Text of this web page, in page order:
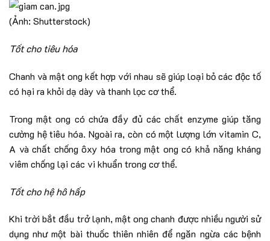
(Ảnh: Shutterstock)
Tốt cho tiêu hóa
Chanh và mật ong kết hợp với nhau sẽ giúp loại bỏ các độc tố
có hại ra khỏi dạ dày và thanh lọc cơ thể.
Trong mật ong có chứa đầy đủ các chất enzyme giúp tăng
cường hệ tiêu hóa. Ngoài ra, còn có một lượng lớn vitamin C,
A và chất chống ôxy hóa trong mật ong có khả năng kháng
viêm chống lại các vi khuẩn trong cơ thể.
Tốt cho hệ hô hấp
Khi trời bắt đầu trở lạnh, mật ong chanh được nhiều người sử
dụng như một bài thuốc thiên nhiên để ngăn ngừa các bệnh